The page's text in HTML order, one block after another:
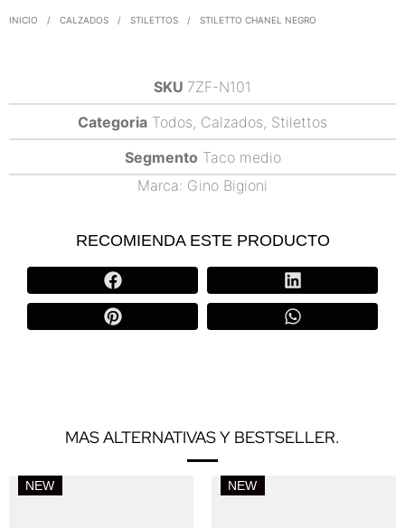
INICIO / CALZADOS / STILETTOS / STILETTO CHANEL NEGRO
SKU 7ZF-N101
Categoria Todos, Calzados, Stilettos
Segmento Taco medio
Marca: Gino Bigioni
RECOMIENDA ESTE PRODUCTO
MAS ALTERNATIVAS Y BESTSELLER.
NEW NEW